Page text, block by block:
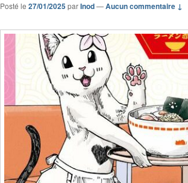
Posté le 27/01/2025parInod—Aucun commentaire ↓